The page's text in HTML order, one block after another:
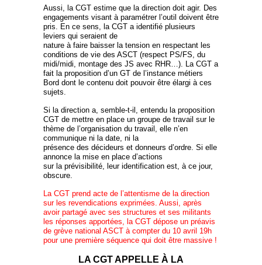
Aussi, la CGT estime que la direction doit agir. Des
engagements visant à paramétrer l’outil doivent être
pris. En ce sens, la CGT a identifié plusieurs
leviers qui seraient de
nature à faire baisser la tension en respectant les
conditions de vie des ASCT (respect PS/FS, du
midi/midi, montage des JS avec RHR…). La CGT a
fait la proposition d’un GT de l’instance métiers
Bord dont le contenu doit pouvoir être élargi à ces
sujets.
Si la direction a, semble-t-il, entendu la proposition
CGT de mettre en place un groupe de travail sur le
thème de l’organisation du travail, elle n’en
communique ni la date, ni la
présence des décideurs et donneurs d’ordre. Si elle
annonce la mise en place d’actions
sur la prévisibilité, leur identification est, à ce jour,
obscure.
La CGT prend acte de l’attentisme de la direction
sur les revendications exprimées. Aussi, après
avoir partagé avec ses structures et ses militants
les réponses apportées, la CGT dépose un préavis
de grève national ASCT à compter du 10 avril 19h
pour une première séquence qui doit être massive !
LA CGT APPELLE À LA